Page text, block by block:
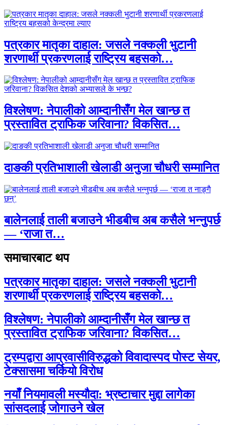
पत्रकार मातृका दाहाल: जसले नक्कली भुटानी
शरणार्थी प्रकरणलाई राष्ट्रिय बहसको…
विश्लेषण: नेपालीको आम्दानीसँग मेल खान्छ त
प्रस्तावित ट्राफिक जरिवाना? विकसित…
दाङकी प्रतिभाशाली खेलाडी अनुजा चौधरी सम्मानित
बालेनलाई ताली बजाउने भीडबीच अब कसैले भन्नुपर्छ
— ‘राजा त…
समाचारबाट थप
पत्रकार मातृका दाहाल: जसले नक्कली भुटानी
शरणार्थी प्रकरणलाई राष्ट्रिय बहसको…
विश्लेषण: नेपालीको आम्दानीसँग मेल खान्छ त
प्रस्तावित ट्राफिक जरिवाना? विकसित…
ट्रम्पद्वारा आप्रवासीविरुद्धको विवादास्पद पोस्ट सेयर,
टेक्सासमा चर्कियो विरोध
नयाँ नियमावली मस्यौदा: भ्रष्टाचार मुद्दा लागेका
सांसदलाई जोगाउने खेल